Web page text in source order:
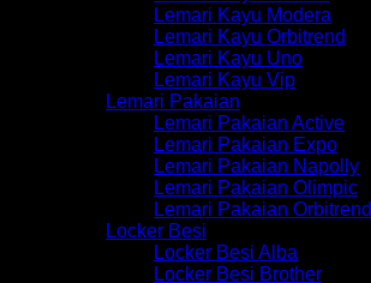
Lemari Kayu Modera
Lemari Kayu Orbitrend
Lemari Kayu Uno
Lemari Kayu Vip
Lemari Pakaian
Lemari Pakaian Active
Lemari Pakaian Expo
Lemari Pakaian Napolly
Lemari Pakaian Olimpic
Lemari Pakaian Orbitrend
Locker Besi
Locker Besi Alba
Locker Besi Brother